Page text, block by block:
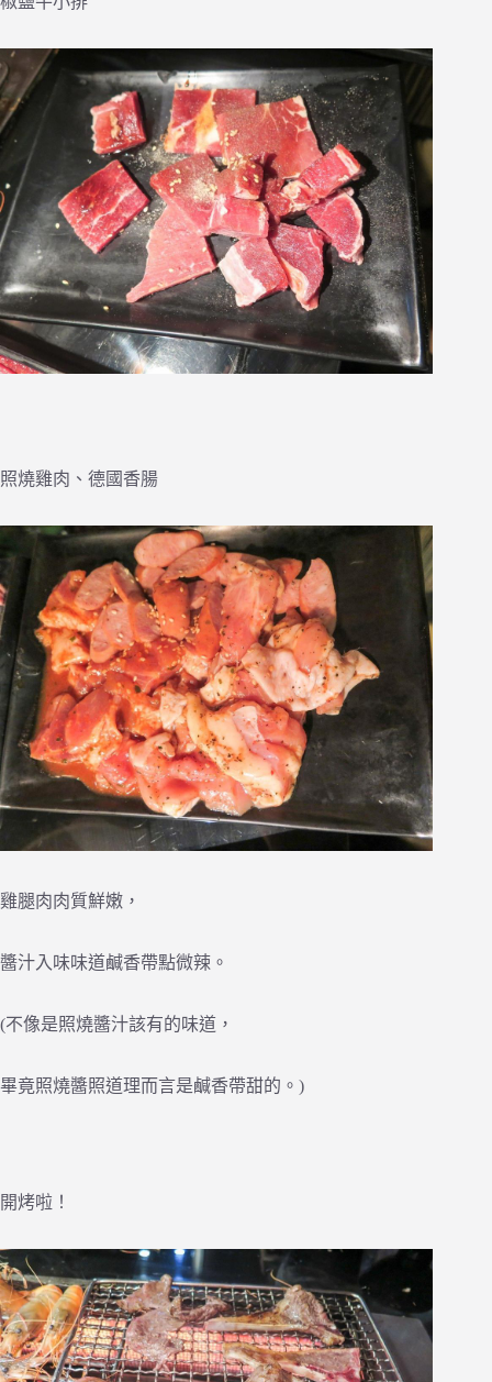
照燒雞肉、德國香腸
雞腿肉肉質鮮嫩，
醬汁入味味道鹹香帶點微辣。
(不像是照燒醬汁該有的味道，
畢竟照燒醬照道理而言是鹹香帶甜的。)
開烤啦！